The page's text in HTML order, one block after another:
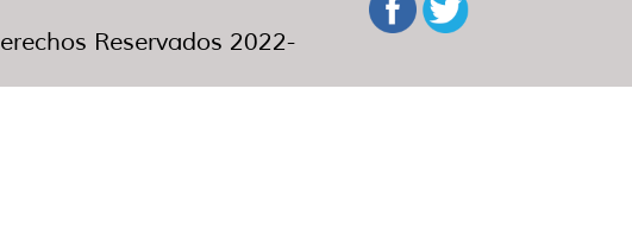
Reservados 2022-